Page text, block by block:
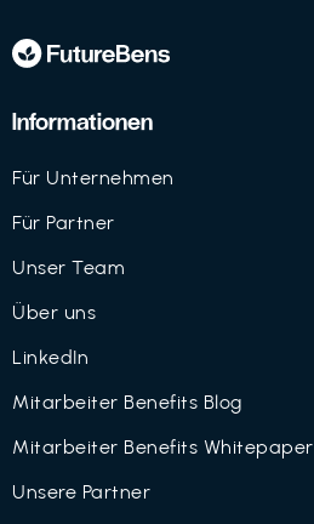
Informationen
Für Unternehmen
Für Partner
Unser Team
Über uns
LinkedIn
Mitarbeiter Benefits Blog
Mitarbeiter Benefits Whitepaper
Unsere Partner